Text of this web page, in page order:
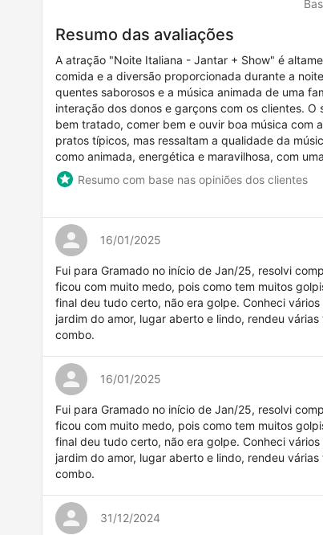
Resumo das avaliações
A atração "Noite Italiana - Jantar + Show" é
comida e a diversão proporcionada durante a
quentes saborosos e a música animada de uma
interação dos donos e garçons com os clientes.
bem tratado, comer bem e ouvir boa música com
pratos típicos, mas ressaltam a qualidade da
como animada, energética e maravilhosa, com
Resumo com base nas opiniões dos clientes
16/01/2025
Fui para Gramado no início de Jan/25, resolvi
ficou com muito medo, pois como tem muitos
final deu tudo certo, não era golpe. Conheci
jardim do amor, lugar aberto e lindo, rendeu
combo.
16/01/2025
Fui para Gramado no início de Jan/25, resolvi
ficou com muito medo, pois como tem muitos
final deu tudo certo, não era golpe. Conheci
jardim do amor, lugar aberto e lindo, rendeu
combo.
31/12/2024